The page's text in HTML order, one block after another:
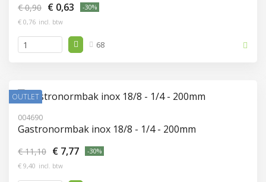
€ 0,90 € 0,63
-30%
€ 0,76 incl. btw
68
OUTLET
004690
Gastronormbak inox 18/8 - 1/4 - 200mm
€ 11,10 € 7,77
-30%
€ 9,40 incl. btw